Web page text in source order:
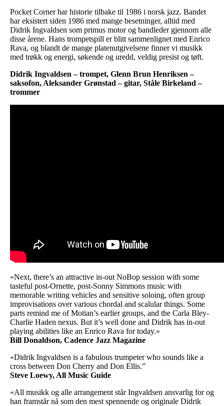
Pocket Corner har historie tilbake til 1986 i norsk jazz. Bandet
har eksistert siden 1986 med mange besetninger, alltid med
Didrik Ingvaldsen som primus motor og bandleder gjennom alle
disse årene. Hans trompetspill er blitt sammenlignet med Enrico
Rava, og blandt de mange platenutgivelsene finner vi musikk
med trøkk og energi, søkende og uredd, veldig presist og tøft.
Didrik Ingvaldsen – trompet, Glenn Brun Henriksen –
saksofon, Aleksander Grønstad – gitar, Ståle Birkeland –
trommer
«Next, there’s an attractive in-out NoBop session with some
tasteful post-Ornette, post-Sonny Simmons music with
memorable writing vehicles and sensitive soloing, often group
improvisations over various chordal and scalular things. Some
parts remind me of Motian’s earlier groups, and the Carla Bley-
Charlie Haden nexus. But it’s well done and Didrik has in-out
playing abilities like an Enrico Rava for today.»
Bill Donaldson, Cadence Jazz Magazine
«Didrik Ingvaldsen is a fabulous trumpeter who sounds like a
cross between Don Cherry and Don Ellis.”
Steve Loewy, All Music Guide
«All musikk og alle arrangement står Ingvaldsen ansvarlig for og
han framstår nå som den mest spennende og originale Didrik